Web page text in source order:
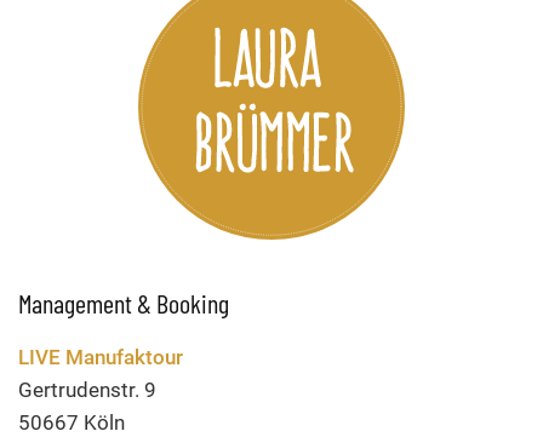
Management & Booking
LIVE Manufaktour
Gertrudenstr. 9
50667 Köln